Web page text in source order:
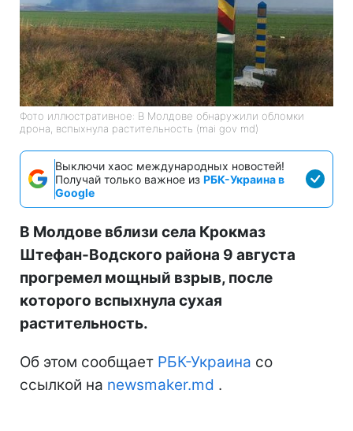
Фото иллюстративное: В Молдове обнаружили обломки
дрона, вспыхнула растительность (mai gov md)
Выключи хаос международных новостей!
Получай только важное из РБК-Украина в
Google
В Молдове вблизи села Крокмаз
Штефан-Водского района 9 августа
прогремел мощный взрыв, после
которого вспыхнула сухая
растительность.
Об этом сообщает РБК-Украина со
ссылкой на newsmaker.md .